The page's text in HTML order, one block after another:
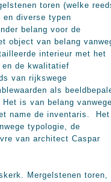
toren (welke
en diverse typen
belang voor de
object van belang
interieur met het
en de kwalitatief
van rijkswege
als
is van belang
name de inventaris. Het
typologie, de
van architect Caspar
Mergelstenen toren,